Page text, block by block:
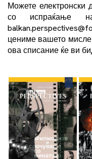
Можете електронски
со испраќање
цениме вашето
ова списание ќе ви